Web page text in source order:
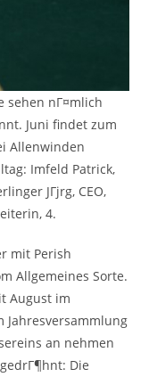
sehen nГ¤mlich
Juni findet zum
Allenwinden
Imfeld Patrick,
JГјrg, CEO,
4.
mit Perish
Allgemeines Sorte.
August im
Jahresversammlung
an nehmen
Die